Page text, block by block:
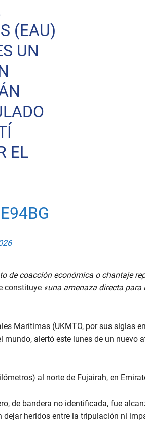
(EAU)
UN
EL
de coacción económica o chantaje
constituye «una amenaza directa
Marítimas (UKMTO, por sus siglas
alertó este lunes de un nuevo
al norte de Fujairah, en
de bandera no identificada, fue
dejar heridos entre la tripulación ni